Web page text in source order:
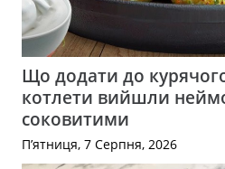
Що додати до
котлети вийшли
соковитими
П’ятниця, 7 Серпня, 2026